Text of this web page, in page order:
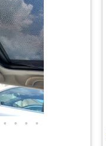
• • • •